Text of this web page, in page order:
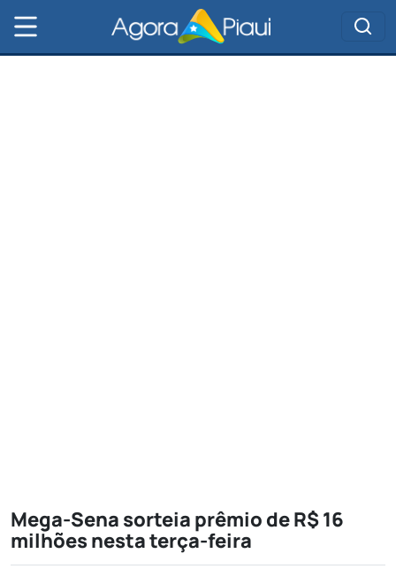
Mega-Sena sorteia prêmio de R$ 16
milhões nesta terça-feira